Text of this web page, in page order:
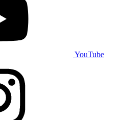
YouTube